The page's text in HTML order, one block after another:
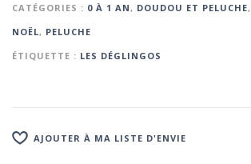
CATÉGORIES : 0 À 1 AN, DOUDOU ET PELUCHE,
NOËL, PELUCHE
ÉTIQUETTE : LES DÉGLINGOS
AJOUTER À MA LISTE D'ENVIE